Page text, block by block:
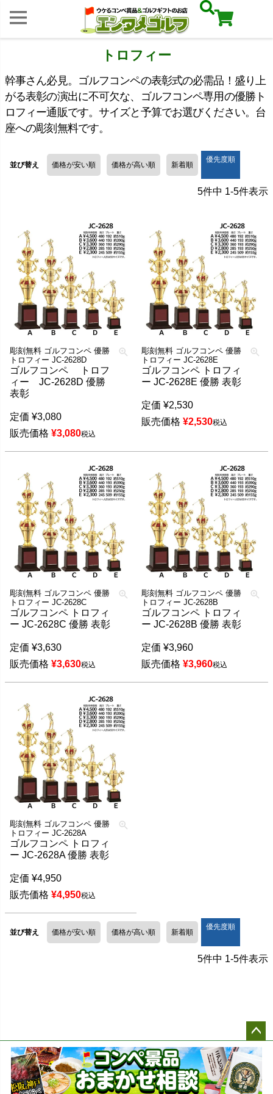
トロフィー
幹事さん必見。ゴルフコンペの表彰式の必需品！盛り上
がる表彰の演出に不可欠な、ゴルフコンペ専用の優勝ト
ロフィー通販です。サイズと予算でお選びください。台
座への彫刻無料です。
並び替え 価格が安い順 価格が高い順 新着順
優先度順
5件中 1-5件表示
彫刻無料 ゴルフコンペ 優勝
トロフィー JC-2628D
ゴルフコンペ トロフ
ィー JC-2628D 優勝
表彰
定価 ¥3,080
販売価格 ¥3,080税込
彫刻無料 ゴルフコンペ 優勝
トロフィー JC-2628E
ゴルフコンペ トロフィ
ー JC-2628E 優勝 表彰
定価 ¥2,530
販売価格 ¥2,530税込
彫刻無料 ゴルフコンペ 優勝
トロフィー JC-2628C
ゴルフコンペ トロフィ
ー JC-2628C 優勝 表彰
定価 ¥3,630
販売価格 ¥3,630税込
彫刻無料 ゴルフコンペ 優勝
トロフィー JC-2628B
ゴルフコンペ トロフィ
ー JC-2628B 優勝 表彰
定価 ¥3,960
販売価格 ¥3,960税込
彫刻無料 ゴルフコンペ 優勝
トロフィー JC-2628A
ゴルフコンペ トロフィ
ー JC-2628A 優勝 表彰
定価 ¥4,950
販売価格 ¥4,950税込
並び替え 価格が安い順 価格が高い順 新着順
優先度順
5件中 1-5件表示
ペー
ジト
ップ